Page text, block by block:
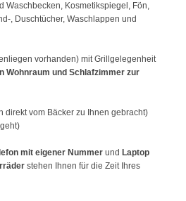
Waschbecken, Kosmetikspiegel, Fön,
, Duschtücher, Waschlappen und
vorhanden) mit Grillgelegenheit
Wohnraum und Schlafzimmer zur
direkt vom Bäcker zu Ihnen gebracht)
mit eigener Nummer und Laptop
stehen Ihnen für die Zeit Ihres